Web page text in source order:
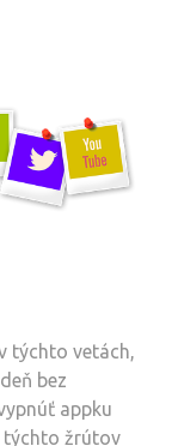
týchto vetách,
bez
appku
týchto žrútov